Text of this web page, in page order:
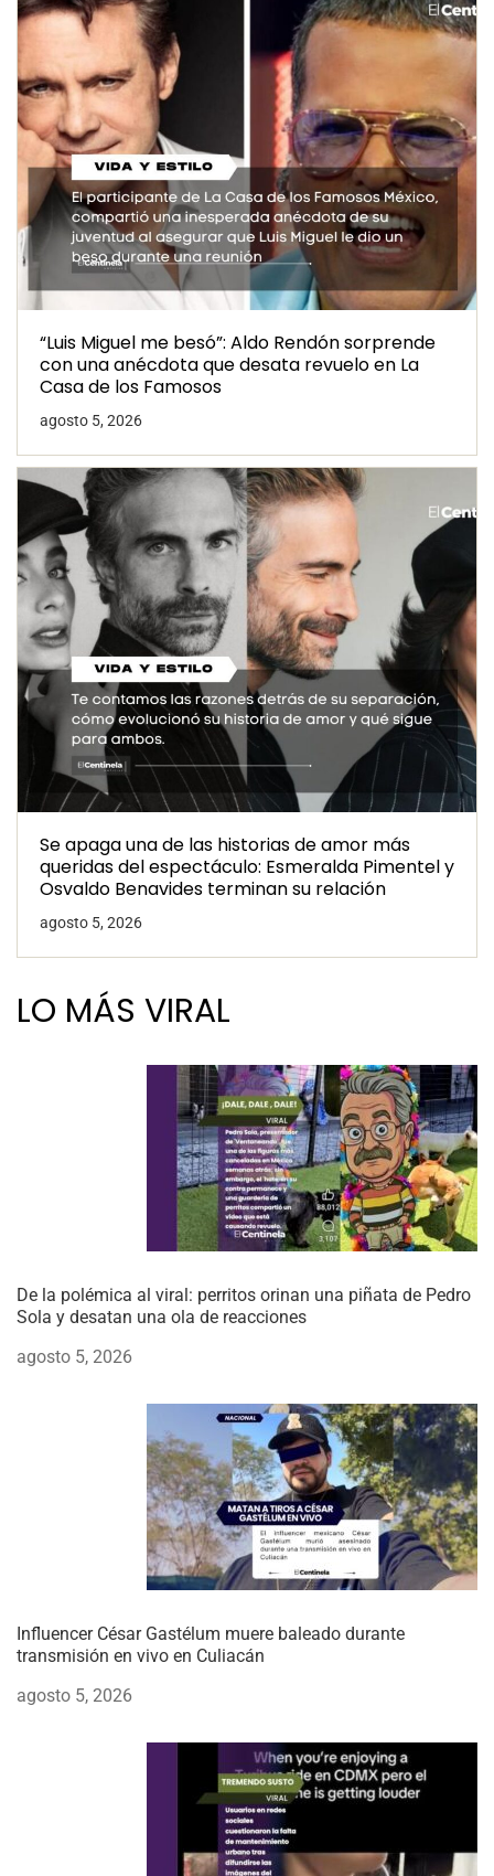
“Luis Miguel me besó”: Aldo Rendón sorprende
con una anécdota que desata revuelo en La
Casa de los Famosos
agosto 5, 2026
Se apaga una de las historias de amor más
queridas del espectáculo: Esmeralda Pimentel y
Osvaldo Benavides terminan su relación
agosto 5, 2026
LO MÁS VIRAL
De la polémica al viral: perritos orinan una piñata de Pedro
Sola y desatan una ola de reacciones
agosto 5, 2026
Influencer César Gastélum muere baleado durante
transmisión en vivo en Culiacán
agosto 5, 2026